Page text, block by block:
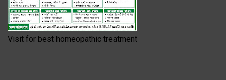
Visit for best homeopathic treatment